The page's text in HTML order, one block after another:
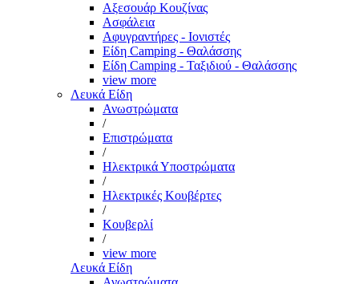
Αξεσουάρ Κουζίνας
Ασφάλεια
Αφυγραντήρες - Ιονιστές
Είδη Camping - Θαλάσσης
Είδη Camping - Ταξιδιού - Θαλάσσης
view more
Λευκά Είδη
Ανωστρώματα
/
Επιστρώματα
/
Ηλεκτρικά Υποστρώματα
/
Ηλεκτρικές Κουβέρτες
/
Κουβερλί
/
view more
Λευκά Είδη